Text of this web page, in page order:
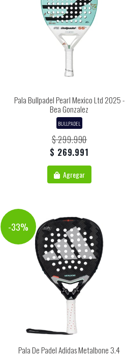
Pala Bullpadel Pearl Mexico Ltd 2025 -
Bea Gonzalez
BULLPADEL
$ 299.990
$ 269.991
Agregar
-33%
Pala De Padel Adidas Metalbone 3.4